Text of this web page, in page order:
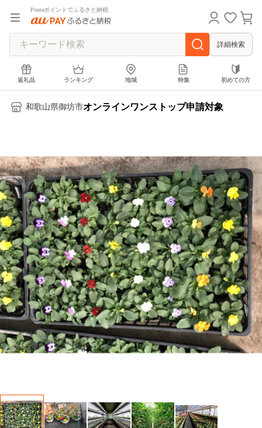
Pontaポイントでふるさと納税
詳細検索
返礼品 ランキング 地域 特集 初めての方
和歌山県御坊市オンラインワンストップ申請対象